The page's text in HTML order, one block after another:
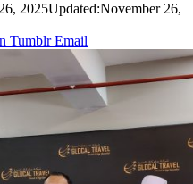
2025Updated:November 26,
Tumblr Email